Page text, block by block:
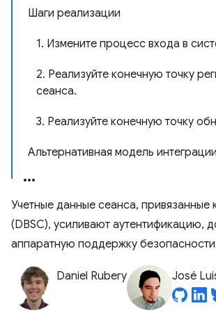
Шаги реализации
1. Измените процесс входа в
2. Реализуйте конечную точку
сеанса.
3. Реализуйте конечную точку
Альтернативная модель интеграции
Учетные данные сеанса, привязанные
(DBSC), усиливают аутентификацию,
аппаратную поддержку
Daniel Rubery José